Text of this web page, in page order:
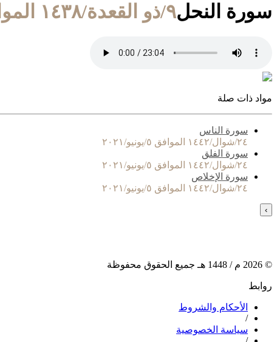
سورة النحل٩/ذو القعدة/١٤٣٨ الموافق ١/أغسطس/٢٠١٧
مواد ذات صلة
سورة الناس
٢٤/شوال/١٤٤٢ الموافق ٥/يونيو/٢٠٢١
سورة الفلق
٢٤/شوال/١٤٤٢ الموافق ٥/يونيو/٢٠٢١
سورة الإخلاص
٢٤/شوال/١٤٤٢ الموافق ٥/يونيو/٢٠٢١
›
©
2026 م / 1448 هـ جميع الحقوق محفوظة
روابط
الأحكام والشروط
/
سياسة الخصوصية